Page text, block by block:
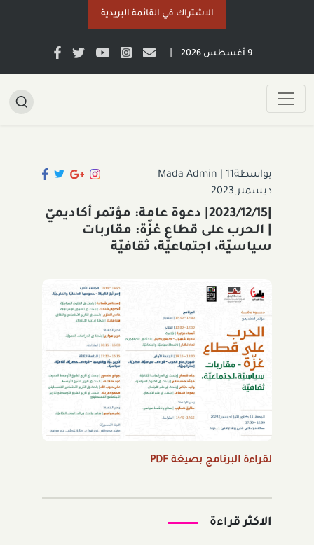
الاشتراك في القائمة البريدية
9 أغسطس 2026
بواسطةMada Admin11
ديسمبر 2023
|2023/12/15| دعوة عامة: مؤتمر أكاديميّ
| الحرب على قطاع غزّة: مقاربات
سياسيّة، اجتماعيّة، ثقافيّة
لقراءة البرنامج بصيغة PDF
الاكثر قراءة